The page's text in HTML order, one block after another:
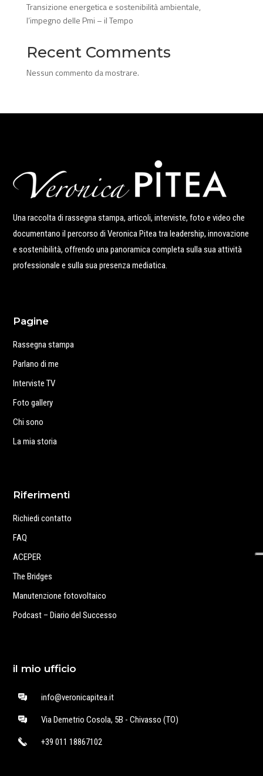
Transizione energetica e sostenibilità ambientale,
l’impegno delle Pmi – il Tempo
Recent Comments
Nessun commento da mostrare.
Una raccolta di rassegna stampa, articoli, interviste, foto e video che
documentano il percorso di Veronica Pitea tra leadership, innovazione
e sostenibilità, offrendo una panoramica completa sulla sua attività
professionale e sulla sua presenza mediatica.
Pagine
Rassegna stampa
Parlano di me
Interviste TV
Foto gallery
Chi sono
La mia storia
Riferimenti
Richiedi contatto
FAQ
ACEPER
The Bridges
Manutenzione fotovoltaico
Podcast – Diario del Successo
il mio ufficio
info@veronicapitea.it
Via Demetrio Cosola, 5B - Chivasso (TO)
+39 011 18867102